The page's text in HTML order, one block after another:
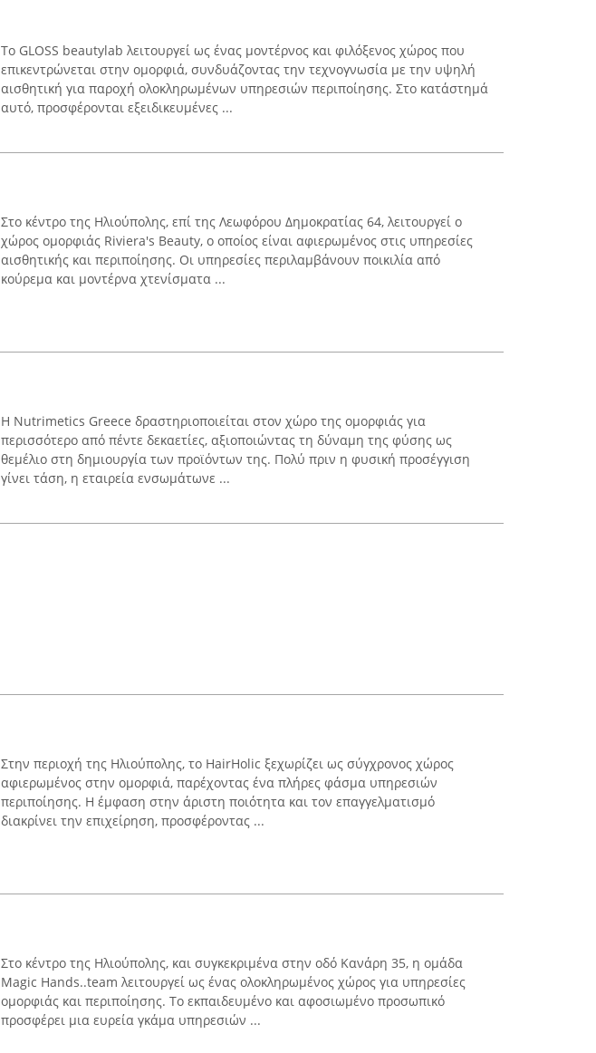
Το GLOSS beautylab λειτουργεί ως ένας μοντέρνος και φιλόξενος χώρος που
επικεντρώνεται στην ομορφιά, συνδυάζοντας την τεχνογνωσία με την υψηλή
αισθητική για παροχή ολοκληρωμένων υπηρεσιών περιποίησης. Στο κατάστημά
αυτό, προσφέρονται εξειδικευμένες ...
Στο κέντρο της Ηλιούπολης, επί της Λεωφόρου Δημοκρατίας 64, λειτουργεί ο
χώρος ομορφιάς Riviera's Beauty, ο οποίος είναι αφιερωμένος στις υπηρεσίες
αισθητικής και περιποίησης. Οι υπηρεσίες περιλαμβάνουν ποικιλία από
κούρεμα και μοντέρνα χτενίσματα ...
Η Nutrimetics Greece δραστηριοποιείται στον χώρο της ομορφιάς για
περισσότερο από πέντε δεκαετίες, αξιοποιώντας τη δύναμη της φύσης ως
θεμέλιο στη δημιουργία των προϊόντων της. Πολύ πριν η φυσική προσέγγιση
γίνει τάση, η εταιρεία ενσωμάτωνε ...
Στην περιοχή της Ηλιούπολης, το HairHolic ξεχωρίζει ως σύγχρονος χώρος
αφιερωμένος στην ομορφιά, παρέχοντας ένα πλήρες φάσμα υπηρεσιών
περιποίησης. Η έμφαση στην άριστη ποιότητα και τον επαγγελματισμό
διακρίνει την επιχείρηση, προσφέροντας ...
Στο κέντρο της Ηλιούπολης, και συγκεκριμένα στην οδό Κανάρη 35, η ομάδα
Magic Hands..team λειτουργεί ως ένας ολοκληρωμένος χώρος για υπηρεσίες
ομορφιάς και περιποίησης. Το εκπαιδευμένο και αφοσιωμένο προσωπικό
προσφέρει μια ευρεία γκάμα υπηρεσιών ...